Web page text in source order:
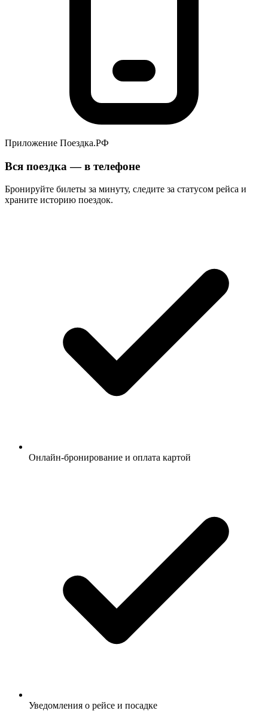
Приложение Поездка.РФ
Вся поездка — в телефоне
Бронируйте билеты за минуту, следите за статусом рейса и
храните историю поездок.
Онлайн-бронирование и оплата картой
Уведомления о рейсе и посадке